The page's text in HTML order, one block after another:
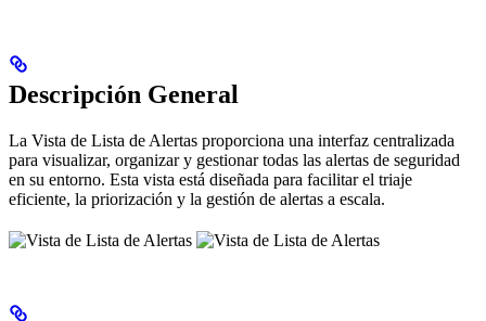
Descripción General
La Vista de Lista de Alertas proporciona una interfaz centralizada
para visualizar, organizar y gestionar todas las alertas de seguridad
en su entorno. Esta vista está diseñada para facilitar el triaje
eficiente, la priorización y la gestión de alertas a escala.